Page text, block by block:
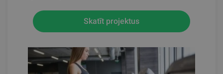
Skatīt projektus